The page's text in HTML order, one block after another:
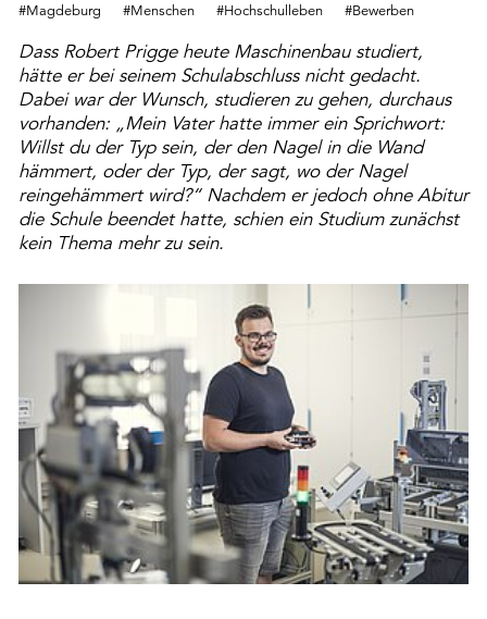
#Magdeburg #Menschen #Hochschulleben #Bewerben
Dass Robert Prigge heute Maschinenbau studiert,
hätte er bei seinem Schulabschluss nicht gedacht.
Dabei war der Wunsch, studieren zu gehen, durchaus
vorhanden: „Mein Vater hatte immer ein Sprichwort:
Willst du der Typ sein, der den Nagel in die Wand
hämmert, oder der Typ, der sagt, wo der Nagel
reingehämmert wird?“ Nachdem er jedoch ohne Abitur
die Schule beendet hatte, schien ein Studium zunächst
kein Thema mehr zu sein.